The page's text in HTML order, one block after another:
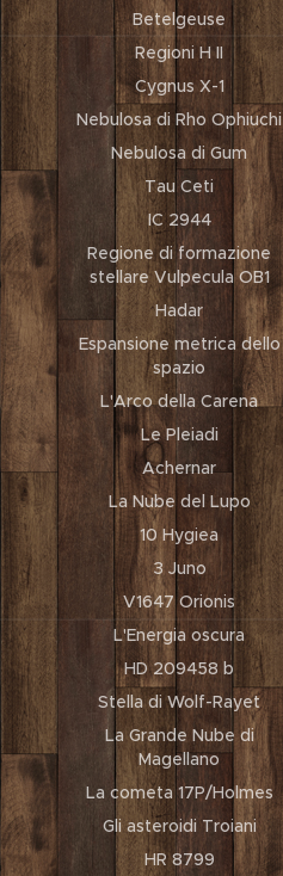
Betelgeuse
Regioni H II
Cygnus X-1
Nebulosa di Rho Ophiuchi
Nebulosa di Gum
Tau Ceti
IC 2944
Regione di formazione
stellare Vulpecula OB1
Hadar
Espansione metrica dello
spazio
L'Arco della Carena
Le Pleiadi
Achernar
La Nube del Lupo
10 Hygiea
3 Juno
V1647 Orionis
L'Energia oscura
HD 209458 b
Stella di Wolf-Rayet
La Grande Nube di
Magellano
La cometa 17P/Holmes
Gli asteroidi Troiani
HR 8799